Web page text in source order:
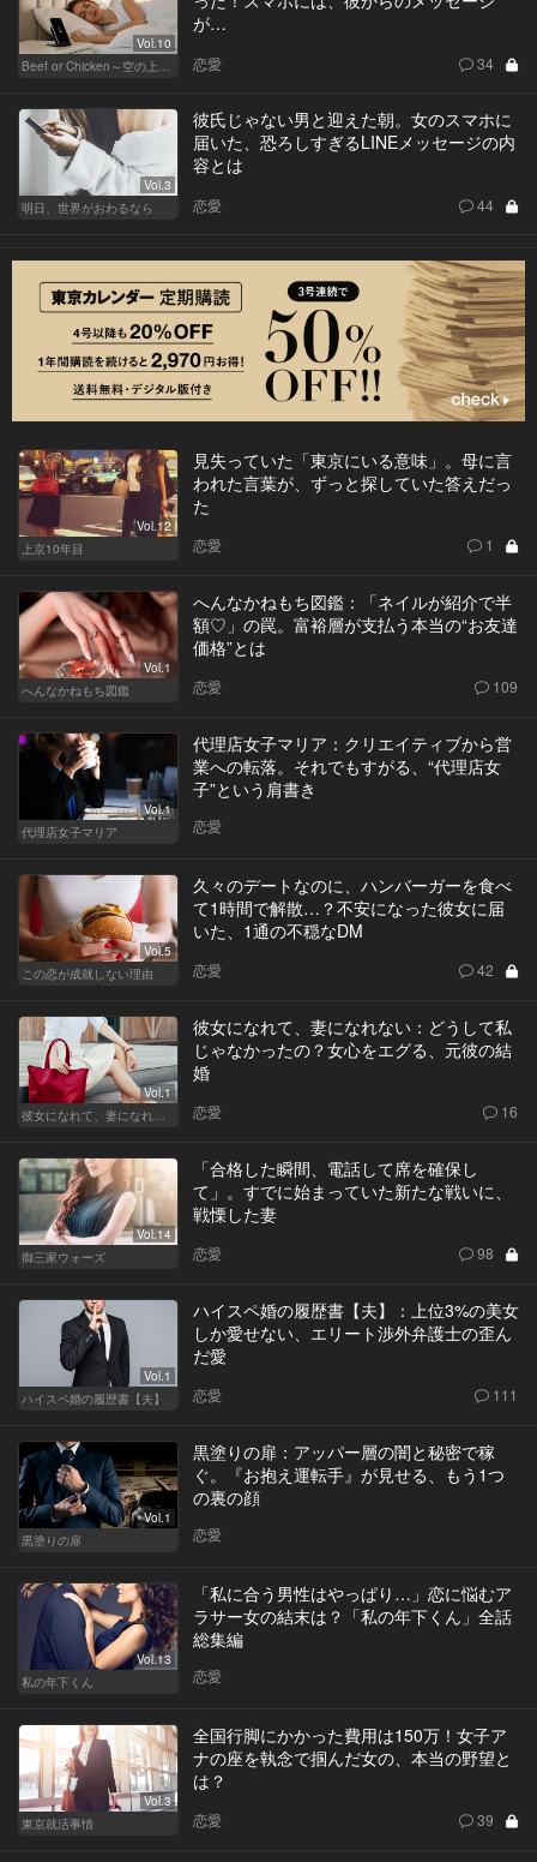
Vol.10
Beef or Chicken～空の上の恋愛模様～
が…
恋愛 34
Vol.3
明日、世界がおわるなら
彼氏じゃない男と迎えた朝。女のスマホに
届いた、恐ろしすぎるLINEメッセージの内
容とは
恋愛 44
Vol.12
上京10年目
見失っていた「東京にいる意味」。母に言
われた言葉が、ずっと探していた答えだっ
た
恋愛 1
Vol.1
へんなかねもち図鑑
へんなかねもち図鑑：「ネイルが紹介で半
額♡」の罠。富裕層が支払う本当の“お友達
価格”とは
恋愛 109
Vol.1
代理店女子マリア
代理店女子マリア：クリエイティブから営
業への転落。それでもすがる、“代理店女
子”という肩書き
恋愛
Vol.5
この恋が成就しない理由
久々のデートなのに、ハンバーガーを食べ
て1時間で解散…？不安になった彼女に届
いた、1通の不穏なDM
恋愛 42
Vol.1
彼女になれて、妻になれない
彼女になれて、妻になれない：どうして私
じゃなかったの？女心をエグる、元彼の結
婚
恋愛 16
Vol.14
御三家ウォーズ
「合格した瞬間、電話して席を確保し
て」。すでに始まっていた新たな戦いに、
戦慄した妻
恋愛 98
Vol.1
ハイスペ婚の履歴書【夫】
ハイスペ婚の履歴書【夫】：上位3%の美女
しか愛せない、エリート渉外弁護士の歪ん
だ愛
恋愛 111
Vol.1
黒塗りの扉
黒塗りの扉：アッパー層の闇と秘密で稼
ぐ。『お抱え運転手』が見せる、もう1つ
の裏の顔
恋愛
Vol.13
私の年下くん
「私に合う男性はやっぱり…」恋に悩むア
ラサー女の結末は？「私の年下くん」全話
総集編
恋愛
Vol.3
東京就活事情
全国行脚にかかった費用は150万！女子ア
ナの座を執念で掴んだ女の、本当の野望と
は？
恋愛 39